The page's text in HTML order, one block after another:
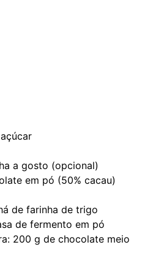
a gosto (opcional)
em pó (50% cacau)
de farinha de trigo
de fermento em pó
200 g de chocolate meio